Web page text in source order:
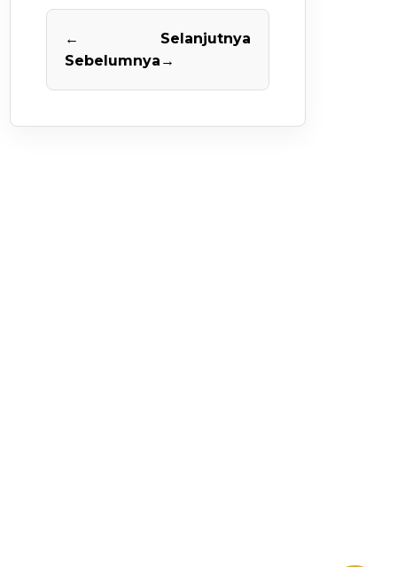
←
Sebelumnya
Selanjutnya
→